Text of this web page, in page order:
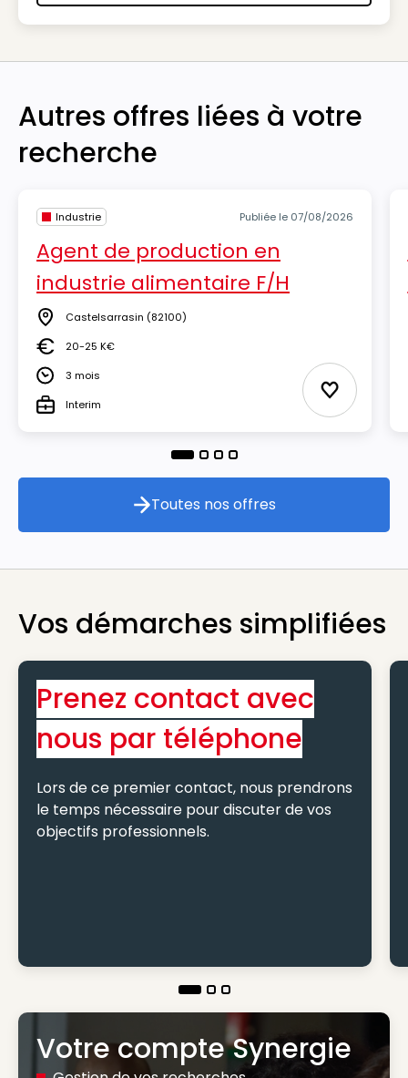
Autres offres liées à votre
recherche
Industrie Publiée le 07/08/2026
Agent de production en
industrie alimentaire F/H
Lieu Castelsarrasin (82100)
Salaire20-25 K€
Durée3 mois
TypeInterim Ajouter
Toutes nos offres
Toutes nos offres
Vos démarches simplifiées
Prenez contact avec
nous par téléphone
Lors de ce premier contact, nous prendrons
le temps nécessaire pour discuter de vos
objectifs professionnels.
Votre compte Synergie